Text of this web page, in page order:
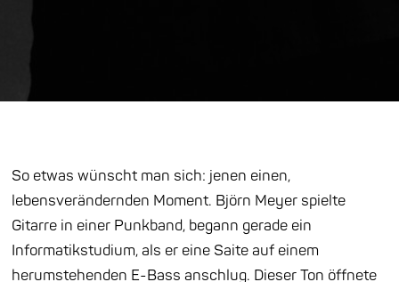
So etwas wünscht man sich: jenen einen,
lebensverändernden Moment. Björn Meyer spielte
Gitarre in einer Punkband, begann gerade ein
Informatikstudium, als er eine Saite auf einem
herumstehenden E-Bass anschlug. Dieser Ton öffnete